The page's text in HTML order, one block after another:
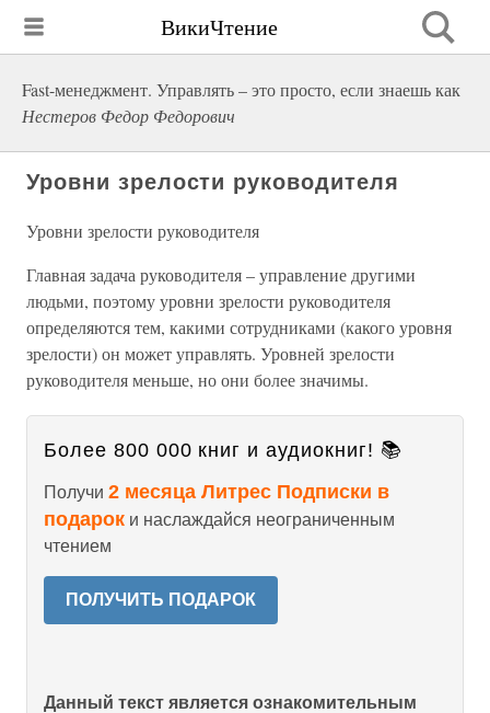
ВикиЧтение
Fast-менеджмент. Управлять – это просто, если знаешь как
Нестеров Федор Федорович
Уровни зрелости руководителя
Уровни зрелости руководителя
Главная задача руководителя – управление другими
людьми, поэтому уровни зрелости руководителя
определяются тем, какими сотрудниками (какого уровня
зрелости) он может управлять. Уровней зрелости
руководителя меньше, но они более значимы.
Более 800 000 книг и аудиокниг! 📚
Получи 2 месяца Литрес Подписки в
подарок и наслаждайся неограниченным
чтением
ПОЛУЧИТЬ ПОДАРОК
Данный текст является ознакомительным